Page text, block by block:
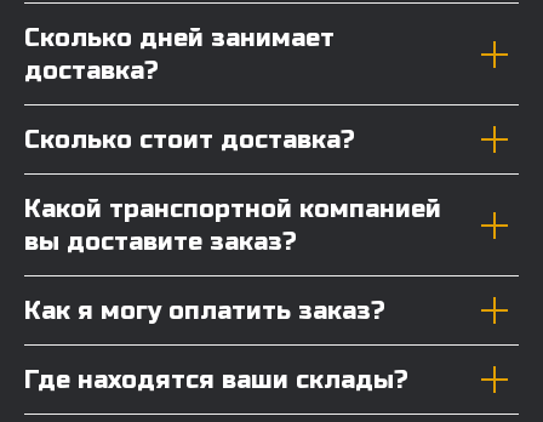
Сколько дней занимает
доставка?
Сколько стоит доставка?
Какой транспортной компанией
вы доставите заказ?
Как я могу оплатить заказ?
Где находятся ваши склады?